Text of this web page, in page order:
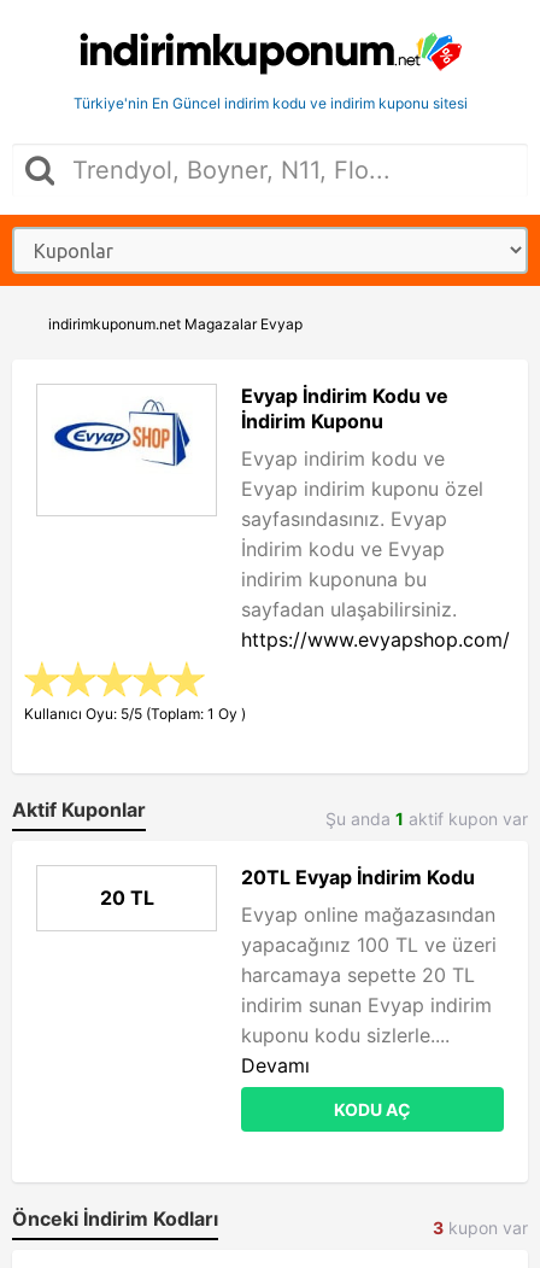
Türkiye'nin En Güncel indirim kodu ve indirim kuponu sitesi
indirimkuponum.net Magazalar Evyap
Evyap İndirim Kodu ve
İndirim Kuponu
Evyap indirim kodu ve
Evyap indirim kuponu özel
sayfasındasınız. Evyap
İndirim kodu ve Evyap
indirim kuponuna bu
sayfadan ulaşabilirsiniz.
https://www.evyapshop.com/
Kullanıcı Oyu: 5/5 (Toplam: 1 Oy )
Aktif Kuponlar Şu anda 1 aktif kupon var
20 TL
20TL Evyap İndirim Kodu
Evyap online mağazasından
yapacağınız 100 TL ve üzeri
harcamaya sepette 20 TL
indirim sunan Evyap indirim
kuponu kodu sizlerle....
Devamı
KODU AÇ
Önceki İndirim Kodları 3 kupon var